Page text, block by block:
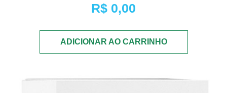
R$ 0,00
ADICIONAR AO CARRINHO